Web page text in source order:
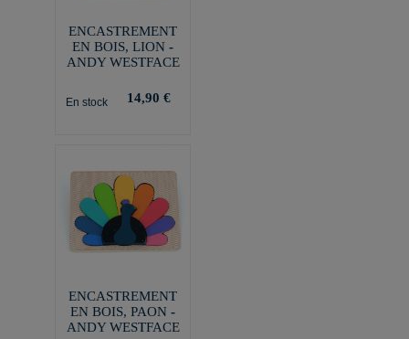
ENCASTREMENT
EN BOIS, LION -
ANDY WESTFACE
En stock 14,90 €
ENCASTREMENT
EN BOIS, PAON -
ANDY WESTFACE